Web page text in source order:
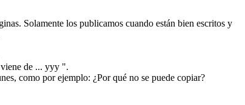
Solamente los publicamos cuando están bien escritos y
de ... yyy ".
como por ejemplo: ¿Por qué no se puede copiar?